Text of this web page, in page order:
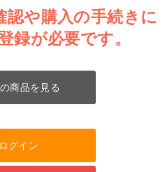
認や購入の手続きに
録が必要です。
商品を見る
グイン